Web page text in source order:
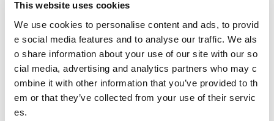
This website uses cookies
We use cookies to personalise content and ads, to provid
e social media features and to analyse our traffic. We als
o share information about your use of our site with our so
cial media, advertising and analytics partners who may c
ombine it with other information that you’ve provided to th
em or that they’ve collected from your use of their servic
es.
実際のコインロッカーの仕様は写真とは異なる可能性がありま
す。
東京メトロッカー＋（Tokyo Metlocker PLUS）